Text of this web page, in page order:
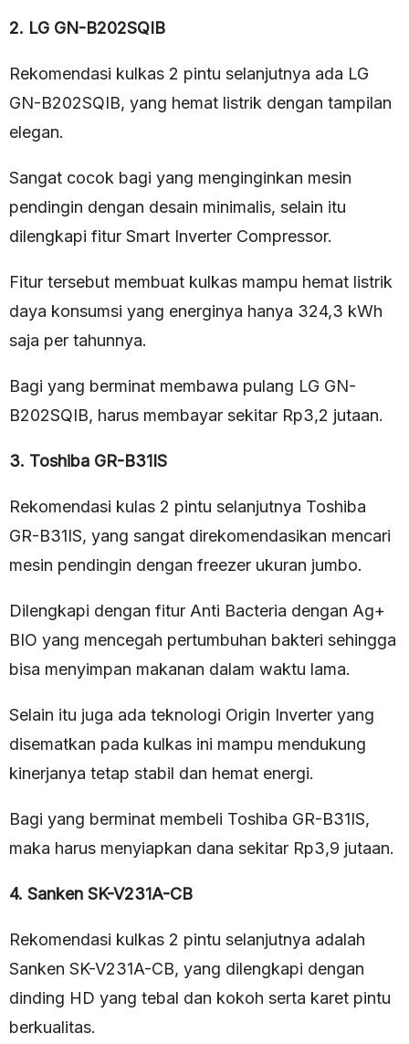
2. LG GN-B202SQIB
Rekomendasi kulkas 2 pintu selanjutnya ada LG
GN-B202SQIB, yang hemat listrik dengan tampilan
elegan.
Sangat cocok bagi yang menginginkan mesin
pendingin dengan desain minimalis, selain itu
dilengkapi fitur Smart Inverter Compressor.
Fitur tersebut membuat kulkas mampu hemat listrik
daya konsumsi yang energinya hanya 324,3 kWh
saja per tahunnya.
Bagi yang berminat membawa pulang LG GN-
B202SQIB, harus membayar sekitar Rp3,2 jutaan.
3. Toshiba GR-B31IS
Rekomendasi kulas 2 pintu selanjutnya Toshiba
GR-B31IS, yang sangat direkomendasikan mencari
mesin pendingin dengan freezer ukuran jumbo.
Dilengkapi dengan fitur Anti Bacteria dengan Ag+
BIO yang mencegah pertumbuhan bakteri sehingga
bisa menyimpan makanan dalam waktu lama.
Selain itu juga ada teknologi Origin Inverter yang
disematkan pada kulkas ini mampu mendukung
kinerjanya tetap stabil dan hemat energi.
Bagi yang berminat membeli Toshiba GR-B31IS,
maka harus menyiapkan dana sekitar Rp3,9 jutaan.
4. Sanken SK-V231A-CB
Rekomendasi kulkas 2 pintu selanjutnya adalah
Sanken SK-V231A-CB, yang dilengkapi dengan
dinding HD yang tebal dan kokoh serta karet pintu
berkualitas.